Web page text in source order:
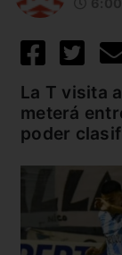
La T visita
meterá
poder